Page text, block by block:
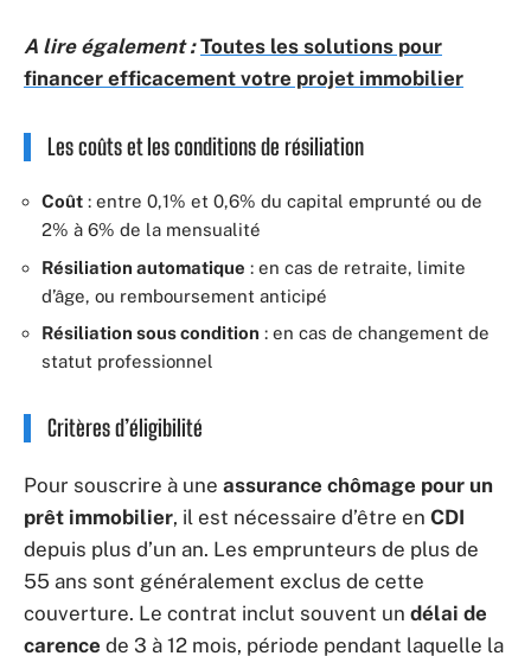
A lire également : Toutes les solutions pour
financer efficacement votre projet immobilier
Les coûts et les conditions de résiliation
Coût : entre 0,1% et 0,6% du capital emprunté ou de
2% à 6% de la mensualité
Résiliation automatique : en cas de retraite, limite
d’âge, ou remboursement anticipé
Résiliation sous condition : en cas de changement de
statut professionnel
Critères d’éligibilité
Pour souscrire à une assurance chômage pour un
prêt immobilier, il est nécessaire d’être en CDI
depuis plus d’un an. Les emprunteurs de plus de
55 ans sont généralement exclus de cette
couverture. Le contrat inclut souvent un délai de
carence de 3 à 12 mois, période pendant laquelle la